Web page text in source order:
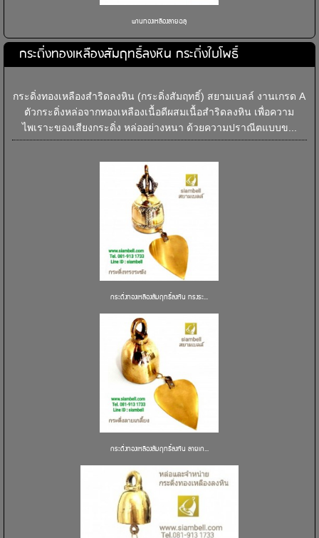
พานทองเหลืองลายฉลุ
กระดิ่งทองเหลืองสัมฤทธิ์ลงหิน กระดิ่งใบโพธิ์
กระดิ่งทองเหลืองสำริดลงหิน (กระดิ่งสัมฤทธิ์) สยามเบลล์ งานเกรด A
ตัวกระดิ่งหล่อจากทองเหลืองเนื้อดีผสมเนื้อสำริดลงหิน เพื่อความ
ไพเราะของเสียงกระดิ่ง หล่ออย่างหนา ด้วยความปราณีตแบบข...
กระดิ่งทองเหลืองสัมฤทธิ์ลงหิน ทรงระ...
กระดิ่งทองเหลืองสัมฤทธิ์ลงหิน ลายเก...